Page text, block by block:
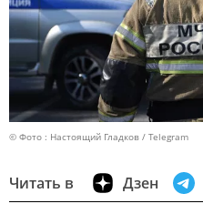
© Фото : Настоящий Гладков / Telegram
Читать в Дзен